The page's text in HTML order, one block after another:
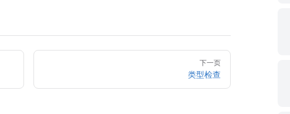
下一页
类型检查